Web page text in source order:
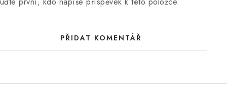
PŘIDAT KOMENTÁŘ